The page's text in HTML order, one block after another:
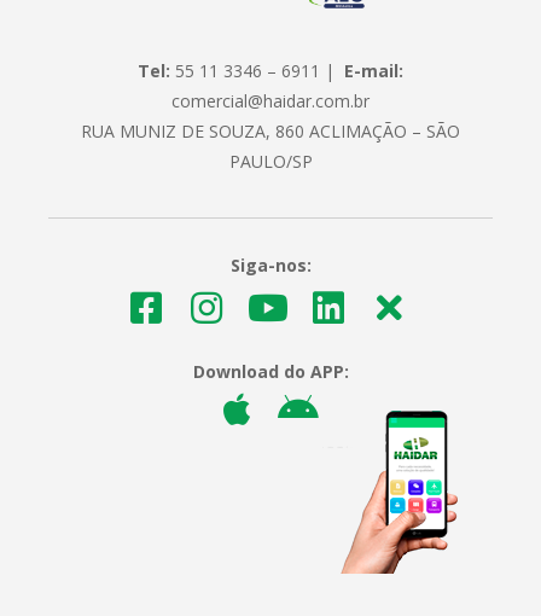
Tel: 55 11 3346 – 6911 | E-mail:
comercial@haidar.com.br
RUA MUNIZ DE SOUZA, 860 ACLIMAÇÃO – SÃO
PAULO/SP
Siga-nos:
Download do APP: